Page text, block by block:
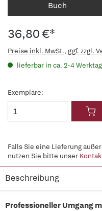
Buch
36,80 €*
Preise inkl. MwSt., ggf. zzgl.
lieferbar in ca. 2-4
Exemplare:
Falls Sie eine Lieferung
nutzen Sie bitte unser
Beschreibung
Professioneller Umgang